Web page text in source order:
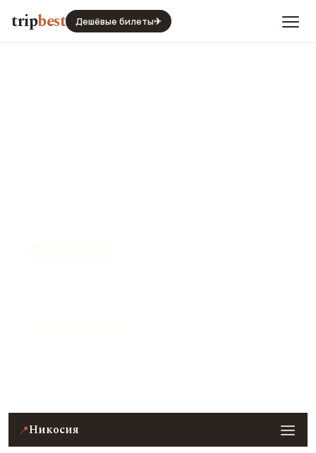
tripbest Дешёвые билеты✈
📍Никосия